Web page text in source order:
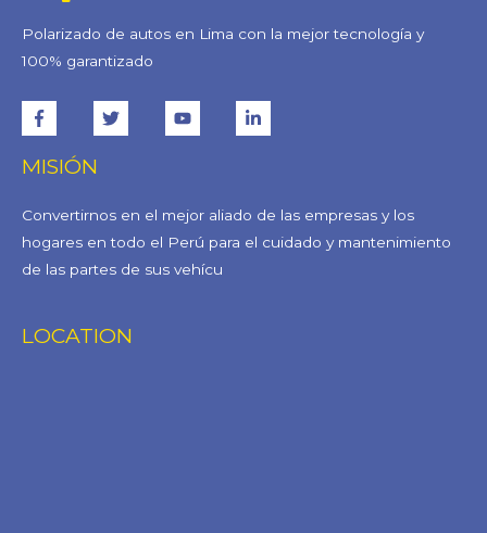
Polarizado de autos en Lima con la mejor tecnología y
100% garantizado
MISIÓN
Convertirnos en el mejor aliado de las empresas y los
hogares en todo el Perú para el cuidado y mantenimiento
de las partes de sus vehícu
LOCATION